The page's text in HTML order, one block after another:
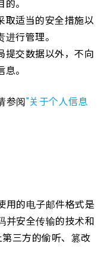
。
取适当的安全措施以
行管理。
提交数据以外，不向
。
参阅"关于个人信息
用的电子邮件格式是
并安全传输的技术和
三方的偷听、篡改